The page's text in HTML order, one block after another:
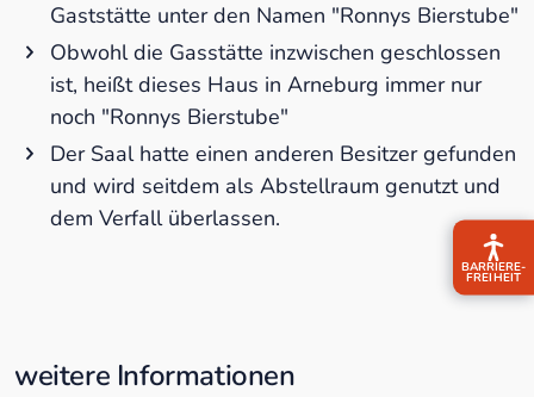
BARRIERE­
FREIHEIT
Gaststätte unter den Namen "Ronnys Bierstube"
Obwohl die Gasstätte inzwischen geschlossen
ist, heißt dieses Haus in Arneburg immer nur
noch "Ronnys Bierstube"
Der Saal hatte einen anderen Besitzer gefunden
und wird seitdem als Abstellraum genutzt und
dem Verfall überlassen.
weitere Informationen